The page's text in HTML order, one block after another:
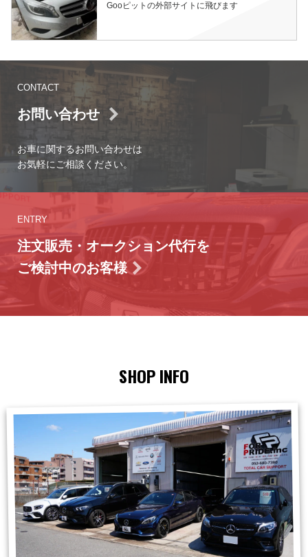
Gooピットの外部サイトに飛びます
CONTACT
お問い合わせ
お車に関するお問い合わせは
お気軽にご相談ください。
ENTRY
注文販売・オークション代行を
ご検討中のお客様
SHOP INFO